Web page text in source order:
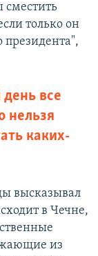
только он
президента",
все
нельзя
каких-
высказывал
в Чечне,
из